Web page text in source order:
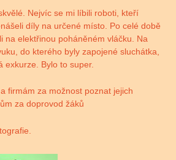
Nejvíc se mi líbili roboti, kteří
díly na určené místo. Po celé době
na elektřinou poháněném vláčku. Na
do kterého byly zapojené sluchátka,
exkurze. Bylo to super.
firmám za možnost poznat jejich
za doprovod žáků